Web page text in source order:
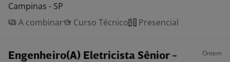
Campinas - SP
A combinar
Curso Técnico Presencial
Engenheiro(A) Eletricista Sênior -
Ontem